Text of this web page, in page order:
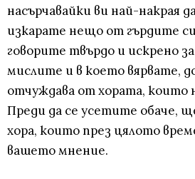
насърчавайки ви най-накрая
изкарате нещо от гърдите
говорите твърдо и искрено
мислите и в което вярвате,
отчуждава от хората, които
Преди да се усетите обаче,
хора, които през цялото
вашето мнение.